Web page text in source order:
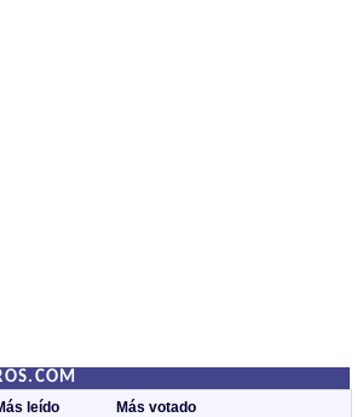
leído Más votado